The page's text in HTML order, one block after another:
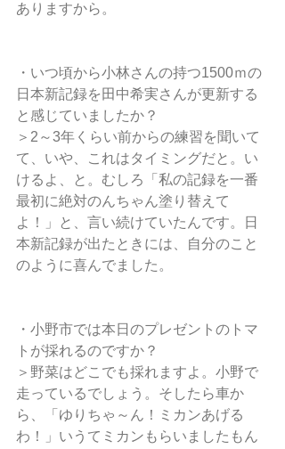
ありますから。
・いつ頃から小林さんの持つ1500ｍの
日本新記録を田中希実さんが更新する
と感じていましたか？
＞2～3年くらい前からの練習を聞いて
て、いや、これはタイミングだと。い
けるよ、と。むしろ「私の記録を一番
最初に絶対のんちゃん塗り替えて
よ！」と、言い続けていたんです。日
本新記録が出たときには、自分のこと
のように喜んでました。
・小野市では本日のプレゼントのトマ
トが採れるのですか？
＞野菜はどこでも採れますよ。小野で
走っているでしょう。そしたら車か
ら、「ゆりちゃ～ん！ミカンあげる
わ！」いうてミカンもらいましたもん